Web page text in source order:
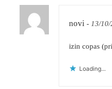
novi - 13/10/
izin copas
Loading...